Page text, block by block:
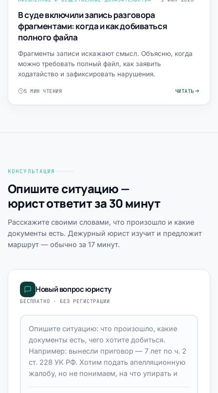
В суде включили запись разговора
фрагментами: когда и как добиваться
полного файла
Фрагменты записи искажают смысл. Объясню, когда
можно требовать полный файл, как заявить
ходатайство и зафиксировать нарушения.
5 МИН ЧТЕНИЯ ЧИТАТЬ
КОНСУЛЬТАЦИЯ
Опишите ситуацию —
юрист ответит за 30 минут
Расскажите своими словами, что произошло и какие
документы есть. Дежурный юрист изучит и предложит
маршрут — обычно за 17 минут.
Новый вопрос юристу
БЕСПЛАТНО · БЕЗ РЕГИСТРАЦИИ